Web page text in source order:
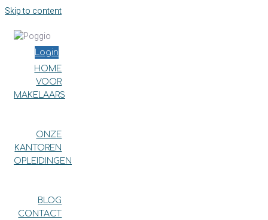
Skip to content
Login
HOME
VOOR
MAKELAARS
ONZE
KANTOREN
OPLEIDINGEN
BLOG
CONTACT